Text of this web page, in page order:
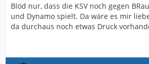
Blöd nur, dass die KSV noch gegen
und Dynamo spielt. Da wäre es mir
da durchaus noch etwas Druck